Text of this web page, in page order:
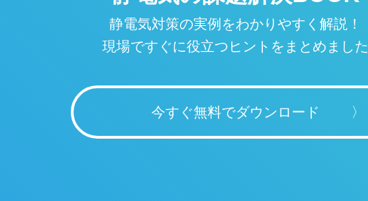
静電気対策の実例をわかりやすく解説！
現場ですぐに役立つヒントをまとめました
今すぐ無料でダウンロード